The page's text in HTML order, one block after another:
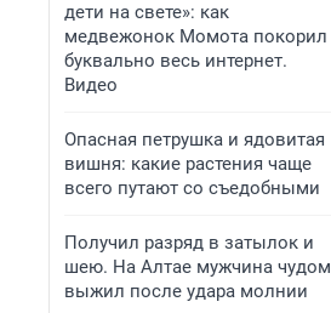
дети на свете»: как
медвежонок Момота покорил
буквально весь интернет.
Видео
Опасная петрушка и ядовитая
вишня: какие растения чаще
всего путают со съедобными
Получил разряд в затылок и
шею. На Алтае мужчина чудом
выжил после удара молнии